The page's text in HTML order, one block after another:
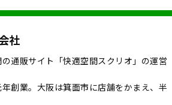
社
通販サイト「快適空間スクリオ」の運営
創業。大阪は箕面市に店舗をかまえ、半